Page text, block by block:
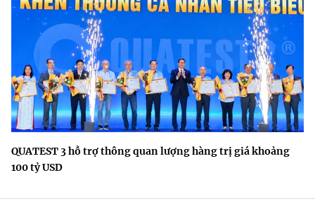
QUATEST 3 hỗ trợ thông quan lượng hàng trị giá khoảng
100 tỷ USD